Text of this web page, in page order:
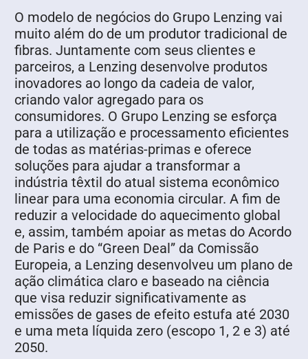
O modelo de negócios do Grupo Lenzing vai
muito além do de um produtor tradicional de
fibras. Juntamente com seus clientes e
parceiros, a Lenzing desenvolve produtos
inovadores ao longo da cadeia de valor,
criando valor agregado para os
consumidores. O Grupo Lenzing se esforça
para a utilização e processamento eficientes
de todas as matérias-primas e oferece
soluções para ajudar a transformar a
indústria têxtil do atual sistema econômico
linear para uma economia circular. A fim de
reduzir a velocidade do aquecimento global
e, assim, também apoiar as metas do Acordo
de Paris e do “Green Deal” da Comissão
Europeia, a Lenzing desenvolveu um plano de
ação climática claro e baseado na ciência
que visa reduzir significativamente as
emissões de gases de efeito estufa até 2030
e uma meta líquida zero (escopo 1, 2 e 3) até
2050.